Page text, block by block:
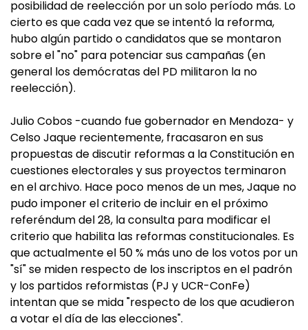
posibilidad de reelección por un solo período más. Lo
cierto es que cada vez que se intentó la reforma,
hubo algún partido o candidatos que se montaron
sobre el "no" para potenciar sus campañas (en
general los demócratas del PD militaron la no
reelección).
Julio Cobos -cuando fue gobernador en Mendoza- y
Celso Jaque recientemente, fracasaron en sus
propuestas de discutir reformas a la Constitución en
cuestiones electorales y sus proyectos terminaron
en el archivo. Hace poco menos de un mes, Jaque no
pudo imponer el criterio de incluir en el próximo
referéndum del 28, la consulta para modificar el
criterio que habilita las reformas constitucionales. Es
que actualmente el 50 % más uno de los votos por un
"sí" se miden respecto de los inscriptos en el padrón
y los partidos reformistas (PJ y UCR-ConFe)
intentan que se mida "respecto de los que acudieron
a votar el día de las elecciones".